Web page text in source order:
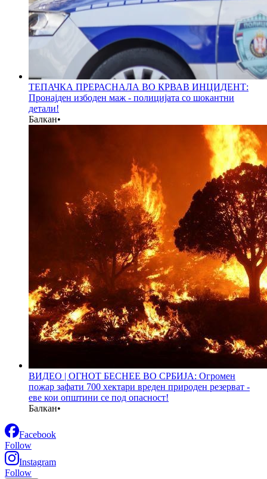
ТЕПАЧКА ПРЕРАСНАЛА ВО КРВАВ ИНЦИДЕНТ:
Пронајден избоден маж - полицијата со шокантни
детали!
Балкан•
ВИДЕО | ОГНОТ БЕСНЕЕ ВО СРБИЈА: Огромен
пожар зафати 700 хектари вреден природен резерват -
еве кои општини се под опасност!
Балкан•
Facebook
Follow
Instagram
Follow